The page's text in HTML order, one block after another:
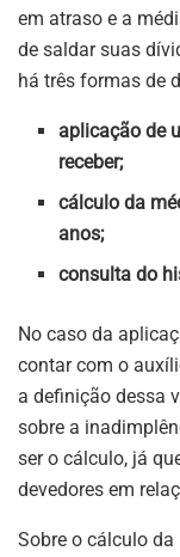
em atraso e a
de saldar suas
há três formas de
aplicação de
receber;
cálculo da
anos;
consulta do
No caso da
contar com o
a definição dessa
sobre a
ser o cálculo, já
devedores em
Sobre o cálculo